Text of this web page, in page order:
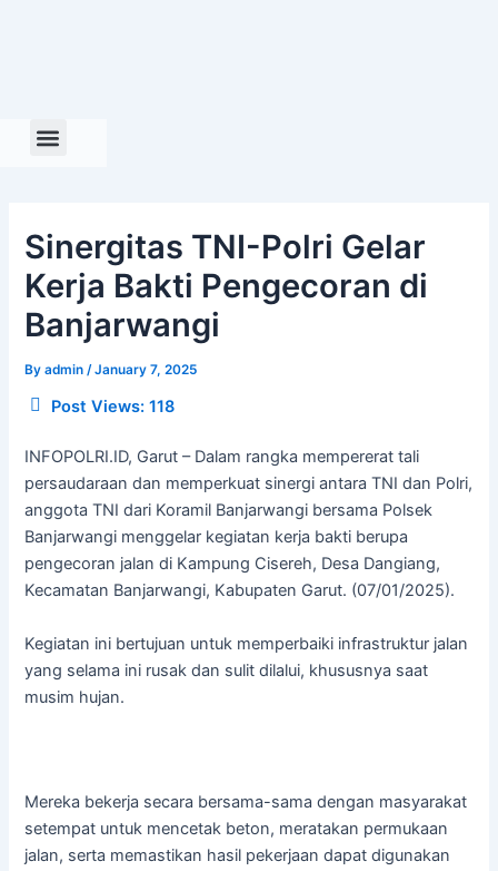
Sinergitas TNI-Polri Gelar
Kerja Bakti Pengecoran di
Banjarwangi
Byadmin /January 7, 2025
Post Views: 118
INFOPOLRI.ID, Garut – Dalam rangka mempererat tali
persaudaraan dan memperkuat sinergi antara TNI dan Polri,
anggota TNI dari Koramil Banjarwangi bersama Polsek
Banjarwangi menggelar kegiatan kerja bakti berupa
pengecoran jalan di Kampung Cisereh, Desa Dangiang,
Kecamatan Banjarwangi, Kabupaten Garut. (07/01/2025).
Kegiatan ini bertujuan untuk memperbaiki infrastruktur jalan
yang selama ini rusak dan sulit dilalui, khususnya saat
musim hujan.
Mereka bekerja secara bersama-sama dengan masyarakat
setempat untuk mencetak beton, meratakan permukaan
jalan, serta memastikan hasil pekerjaan dapat digunakan